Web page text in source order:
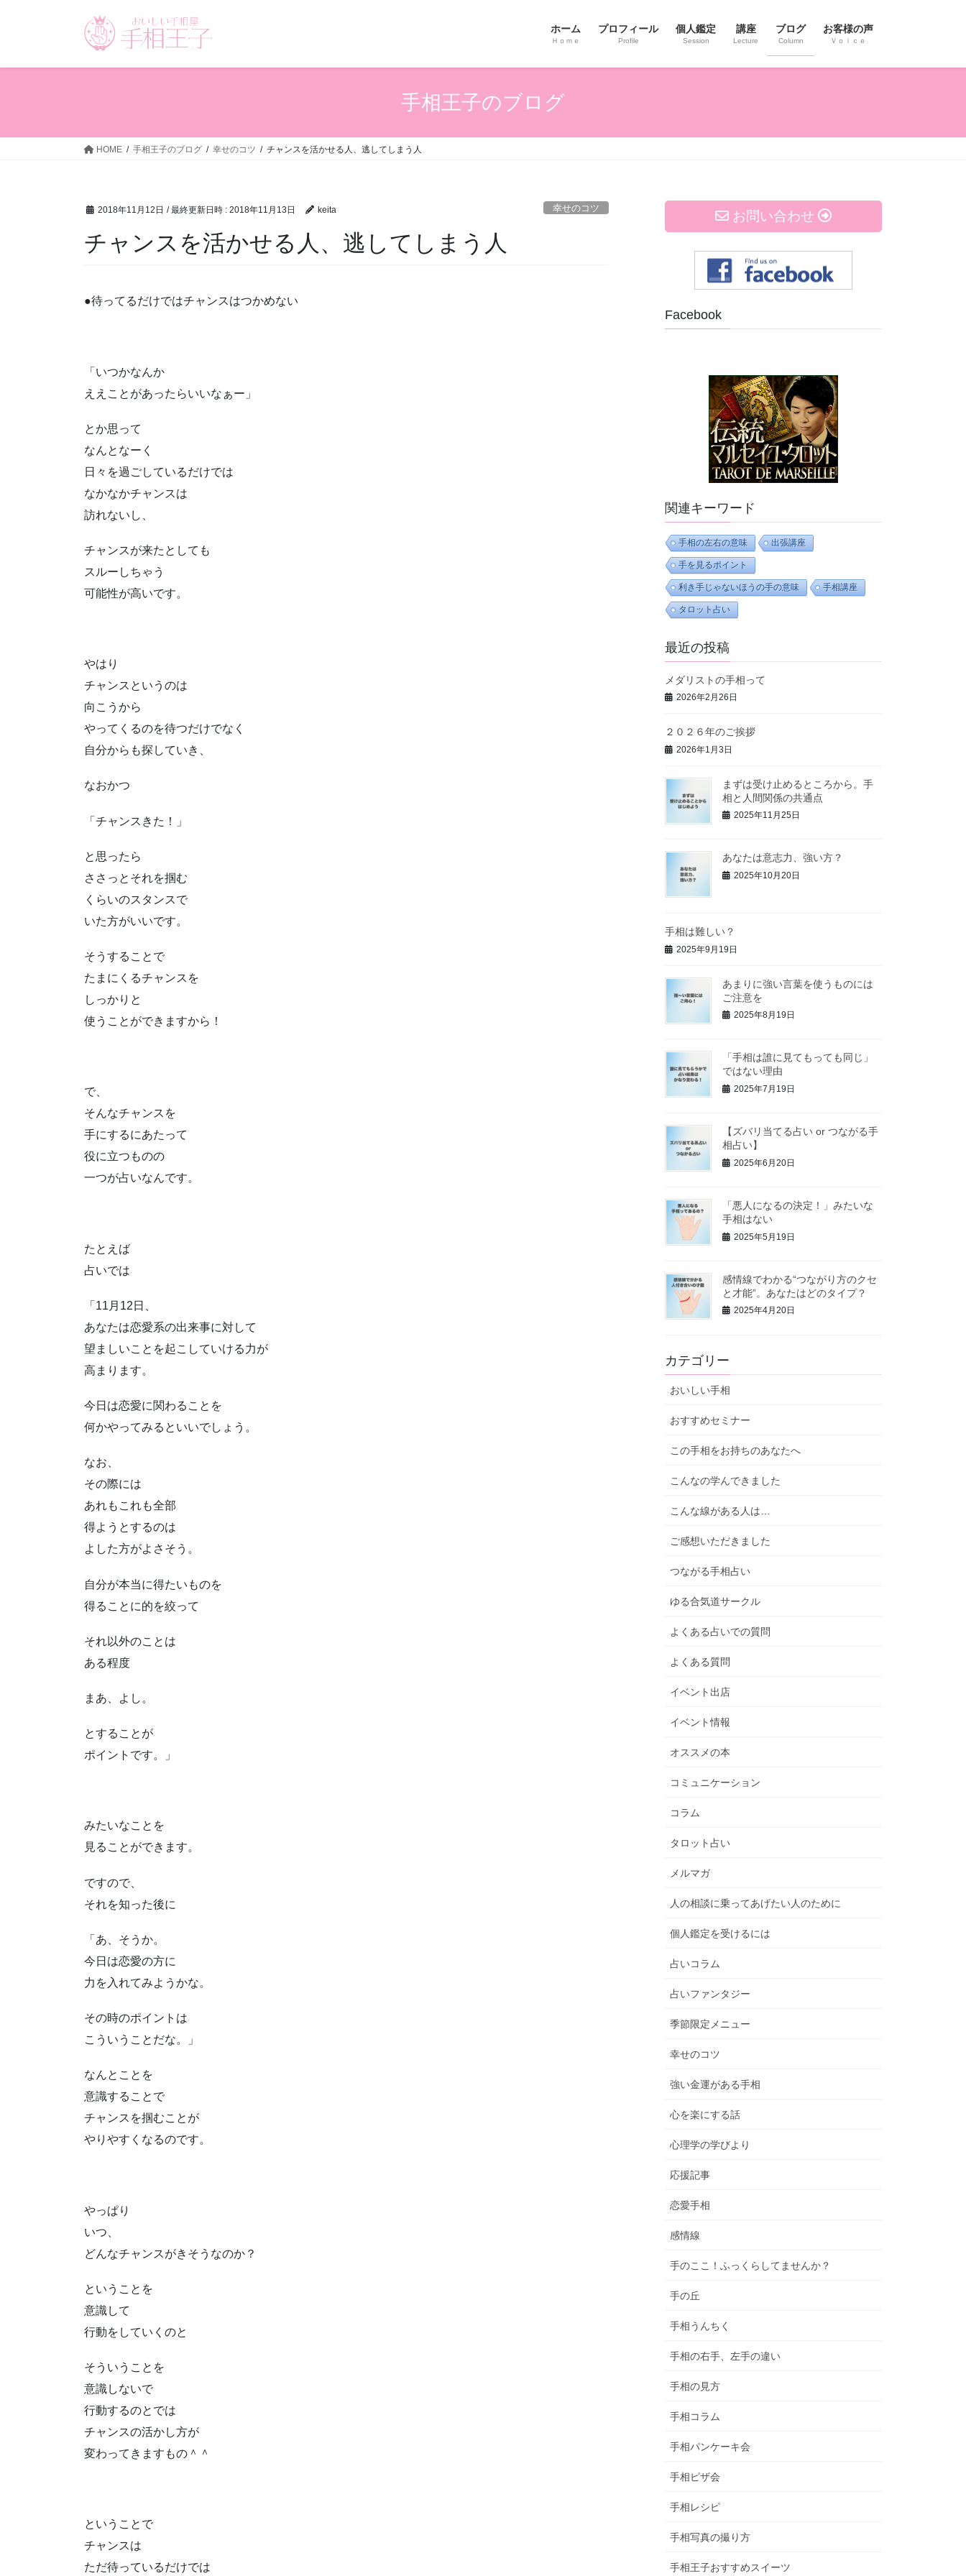
ホーム
Ｈｏｍｅ
プロフィール
Profile
個人鑑定
Session
講座
Lecture
ブログ
Column
お客様の声
Ｖｏｉｃｅ
手相王子のブログ
HOME 手相王子のブログ 幸せのコツ チャンスを活かせる人、逃してしまう人
2018年11月12日 / 最終更新日時 : 2018年11月13日 keita 幸せのコツ
チャンスを活かせる人、逃してしまう人
●待ってるだけではチャンスはつかめない
「いつかなんか
ええことがあったらいいなぁー」
とか思って
なんとなーく
日々を過ごしているだけでは
なかなかチャンスは
訪れないし、
チャンスが来たとしても
スルーしちゃう
可能性が高いです。
やはり
チャンスというのは
向こうから
やってくるのを待つだけでなく
自分からも探していき、
なおかつ
「チャンスきた！」
と思ったら
ささっとそれを掴む
くらいのスタンスで
いた方がいいです。
そうすることで
たまにくるチャンスを
しっかりと
使うことができますから！
で、
そんなチャンスを
手にするにあたって
役に立つものの
一つが占いなんです。
たとえば
占いでは
「11月12日、
あなたは恋愛系の出来事に対して
望ましいことを起こしていける力が
高まります。
今日は恋愛に関わることを
何かやってみるといいでしょう。
なお、
その際には
あれもこれも全部
得ようとするのは
よした方がよさそう。
自分が本当に得たいものを
得ることに的を絞って
それ以外のことは
ある程度
まあ、よし。
とすることが
ポイントです。」
みたいなことを
見ることができます。
ですので、
それを知った後に
「あ、そうか。
今日は恋愛の方に
力を入れてみようかな。
その時のポイントは
こういうことだな。」
なんとことを
意識することで
チャンスを掴むことが
やりやすくなるのです。
やっぱり
いつ、
どんなチャンスがきそうなのか？
ということを
意識して
行動をしていくのと
そういうことを
意識しないで
行動するのとでは
チャンスの活かし方が
変わってきますもの＾＾
ということで
チャンスは
ただ待っているだけでは
お問い合わせ
Facebook
関連キーワード
手相の左右の意味 出張講座
手を見るポイント
利き手じゃないほうの手の意味 手相講座
タロット占い
最近の投稿
メダリストの手相って
2026年2月26日
２０２６年のご挨拶
2026年1月3日
まずは受け止めるところから。手
相と人間関係の共通点
2025年11月25日
あなたは意志力、強い方？
2025年10月20日
手相は難しい？
2025年9月19日
あまりに強い言葉を使うものには
ご注意を
2025年8月19日
「手相は誰に見てもっても同じ」
ではない理由
2025年7月19日
【ズバリ当てる占い or つながる手
相占い】
2025年6月20日
「悪人になるの決定！」みたいな
手相はない
2025年5月19日
感情線でわかる“つながり方のクセ
と才能”。あなたはどのタイプ？
2025年4月20日
カテゴリー
おいしい手相
おすすめセミナー
この手相をお持ちのあなたへ
こんなの学んできました
こんな線がある人は…
ご感想いただきました
つながる手相占い
ゆる合気道サークル
よくある占いでの質問
よくある質問
イベント出店
イベント情報
オススメの本
コミュニケーション
コラム
タロット占い
メルマガ
人の相談に乗ってあげたい人のために
個人鑑定を受けるには
占いコラム
占いファンタジー
季節限定メニュー
幸せのコツ
強い金運がある手相
心を楽にする話
心理学の学びより
応援記事
恋愛手相
感情線
手のここ！ふっくらしてませんか？
手の丘
手相うんちく
手相の右手、左手の違い
手相の見方
手相コラム
手相パンケーキ会
手相ピザ会
手相レシピ
手相写真の撮り方
手相王子おすすめスイーツ